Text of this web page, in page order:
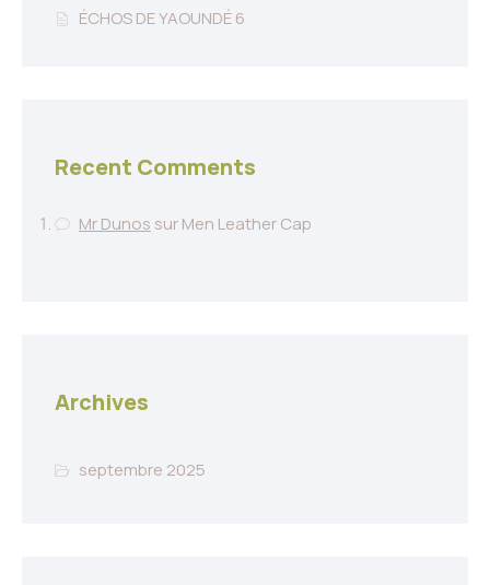
ÉCHOS DE YAOUNDÉ 6
Recent Comments
Mr Dunos surMen Leather Cap
Archives
septembre 2025